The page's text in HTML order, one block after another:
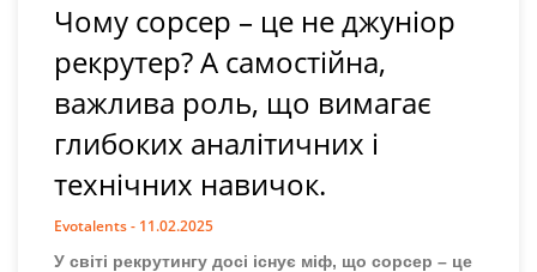
Чому сорсер – це не джуніор
рекрутер? А самостійна,
важлива роль, що вимагає
глибоких аналітичних і
технічних навичок.
Evotalents 11.02.2025
У світі рекрутингу досі існує міф, що сорсер – це